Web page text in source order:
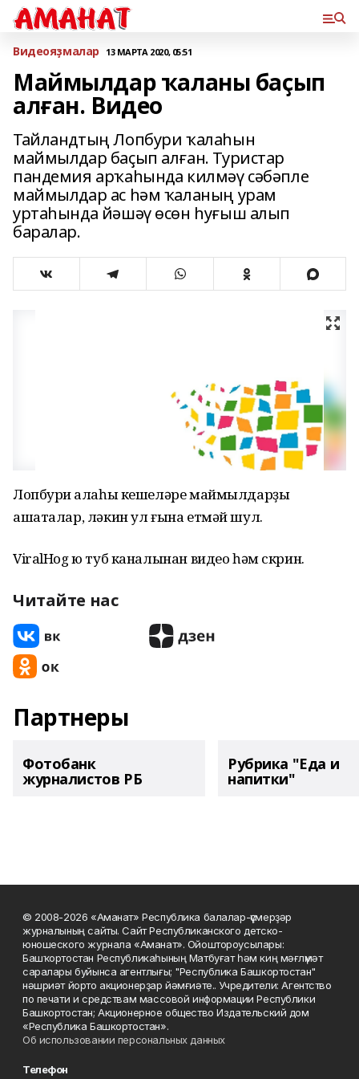
Bидеояҙмалар 13 МАРТА 2020, 05:51
Маймылдар ҡаланы баҫып
алған. Видео
Тайландтың Лопбури ҡалаһын
маймылдар баҫып алған. Туристар
пандемия арҡаһында килмәү сәбәпле
маймылдар ас һәм ҡаланың урам
уртаһында йәшәү өсөн һуғыш алып
баралар.
Лопбури ҡалаһы кешеләре маймылдарҙы
ашаталар, ләкин ул ғына етмәй шул.
ViralHog ю туб каналынан видео һәм скрин.
Читайте нас
Партнеры
Фотобанк
журналистов РБ
Рубрика "Еда и
напитки"
© 2008-2026 «Аманат» Республика балалар-үҫмерҙәр
журналының сайты. Сайт Республиканского детско-
юношеского журнала «Аманат». Ойоштороусылары:
Башҡортостан Республикаһының Матбуғат һәм киң мәғлүмәт
саралары буйынса агентлығы; "Республика Башкортостан"
нәшриәт йорто акционерҙар йәмғиәте.. Учредители: Агентство
по печати и средствам массовой информации Республики
Башкортостан; Акционерное общество Издательский дом
«Республика Башкортостан».
Об использовании персональных данных
Телефон